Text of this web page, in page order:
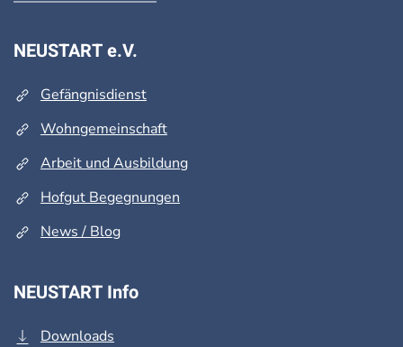
NEUSTART e.V.
Gefängnisdienst
Wohngemeinschaft
Arbeit und Ausbildung
Hofgut Begegnungen
News / Blog
NEUSTART Info
Downloads